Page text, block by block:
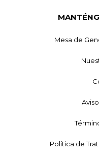
Mesa de
Política de